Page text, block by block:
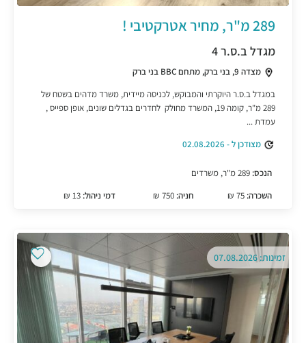
289 מ"ר, מחיר אטרקטיבי !
מגדל ב.ס.ר 4
מצדה 9, בני ברק, מתחם BBC בני ברק
במגדל ב.ס.ר היוקרתי והמבוקש, לכניסה מיידית, משרד מדהים בשטח של
289 מ"ר, קומה 19, המשרד מחולק לחדרים בגדלים שונים, אופן ספייס ,
עמדת ...
מצודכן ל - 02.08.2026
הנכס:
השכרה:
חניה: 750 ₪ דמי ניהול:
זמינות: 07.08.2026